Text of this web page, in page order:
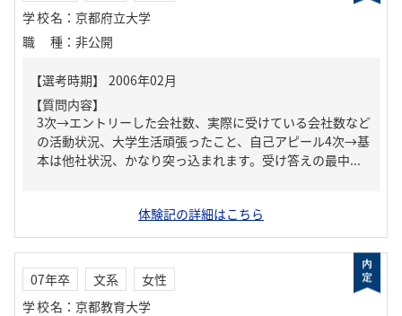
学校名 ： 京都府立大学
職種 ： 非公開
【質問内容】
3次→エントリーした会社数、実際に受けている会社数など
の活動状況、大学生活頑張ったこと、自己アピール4次→基
本は他社状況、かなり突っ込まれます。受け答えの最中...
体験記の詳細はこちら
07年卒 文系
女性
学校名 ： 京都教育大学